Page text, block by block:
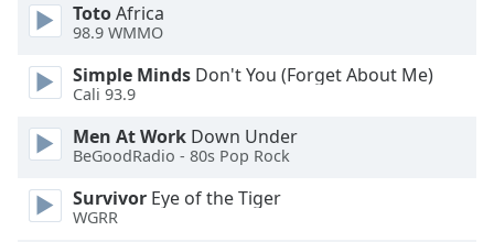
cancel
and
close
window.
Text
Color
TotoAfrica
98.9 WMMO
Simple Minds Don't You (Forget About Me)
Cali 93.9
Men At Work Down Under
BeGoodRadio - 80s Pop Rock
Survivor Eye of the Tiger
WGRR